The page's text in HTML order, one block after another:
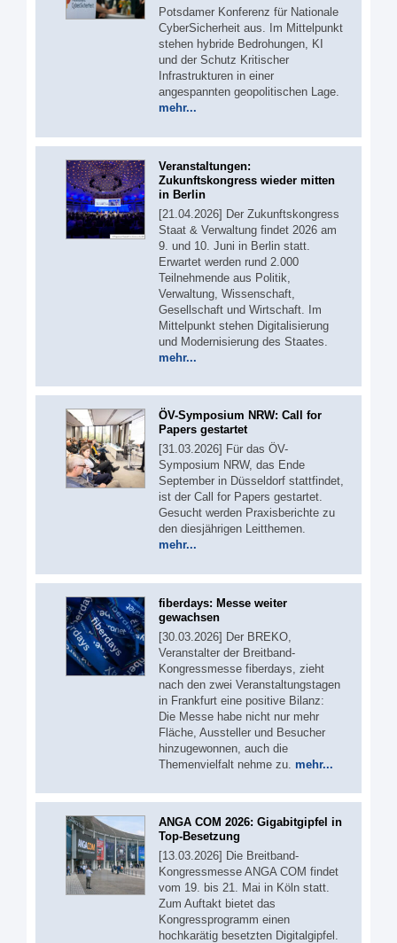
Potsdamer Konferenz für Nationale
CyberSicherheit aus. Im Mittelpunkt
stehen hybride Bedrohungen, KI
und der Schutz Kritischer
Infrastrukturen in einer
angespannten geopolitischen Lage.
mehr...
Veranstaltungen:
Zukunftskongress wieder mitten
in Berlin
[21.04.2026] Der Zukunftskongress
Staat & Verwaltung findet 2026 am
9. und 10. Juni in Berlin statt.
Erwartet werden rund 2.000
Teilnehmende aus Politik,
Verwaltung, Wissenschaft,
Gesellschaft und Wirtschaft. Im
Mittelpunkt stehen Digitalisierung
und Modernisierung des Staates.
mehr...
ÖV-Symposium NRW: Call for
Papers gestartet
[31.03.2026] Für das ÖV-
Symposium NRW, das Ende
September in Düsseldorf stattfindet,
ist der Call for Papers gestartet.
Gesucht werden Praxisberichte zu
den diesjährigen Leitthemen.
mehr...
fiberdays: Messe weiter
gewachsen
[30.03.2026] Der BREKO,
Veranstalter der Breitband-
Kongressmesse fiberdays, zieht
nach den zwei Veranstaltungstagen
in Frankfurt eine positive Bilanz:
Die Messe habe nicht nur mehr
Fläche, Aussteller und Besucher
hinzugewonnen, auch die
Themenvielfalt nehme zu. mehr...
ANGA COM 2026: Gigabitgipfel in
Top-Besetzung
[13.03.2026] Die Breitband-
Kongressmesse ANGA COM findet
vom 19. bis 21. Mai in Köln statt.
Zum Auftakt bietet das
Kongressprogramm einen
hochkarätig besetzten Digitalgipfel.